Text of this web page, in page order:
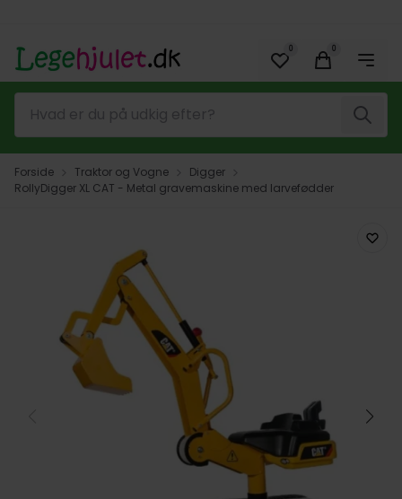
Søg
0 0
Forside Traktor og Vogne
Digger
RollyDigger XL CAT - Metal gravemaskine med larvefødder